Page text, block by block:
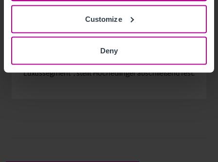
Customize
Deny
Schieneninfrastruktur sowie die im Vergleich zu
europäischen Schlüsselmärkten wie London, Paris
oder München günstigen Immobilienpreise.
Luxussegment”, stellt Hochedlinger abschließend fest.